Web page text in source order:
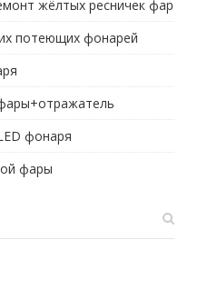
жёлтых ресничек фар
потеющих фонарей
фонаря
фары